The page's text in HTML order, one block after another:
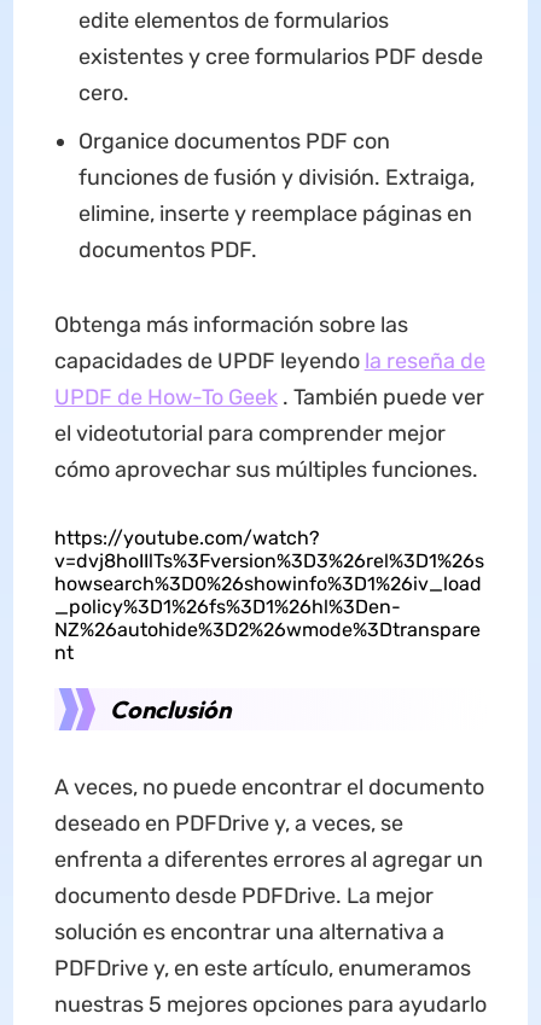
edite elementos de formularios
existentes y cree formularios PDF desde
cero.
Organice documentos PDF con
funciones de fusión y división. Extraiga,
elimine, inserte y reemplace páginas en
documentos PDF.
Obtenga más información sobre las
capacidades de UPDF leyendo la reseña de
UPDF de How-To Geek. También puede ver
el videotutorial para comprender mejor
cómo aprovechar sus múltiples funciones.
https://youtube.com/watch?
v=dvj8hoIIlTs%3Fversion%3D3%26rel%3D1%26s
howsearch%3D0%26showinfo%3D1%26iv_load
_policy%3D1%26fs%3D1%26hl%3Den-
NZ%26autohide%3D2%26wmode%3Dtranspare
nt
Conclusión
A veces, no puede encontrar el documento
deseado en PDFDrive y, a veces, se
enfrenta a diferentes errores al agregar un
documento desde PDFDrive. La mejor
solución es encontrar una alternativa a
PDFDrive y, en este artículo, enumeramos
nuestras 5 mejores opciones para ayudarlo